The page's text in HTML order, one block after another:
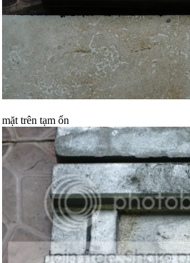
mặt trên tạm ổn